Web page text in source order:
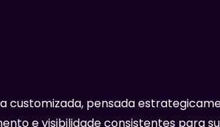
customizada, pensada
e visibilidade consistentes para